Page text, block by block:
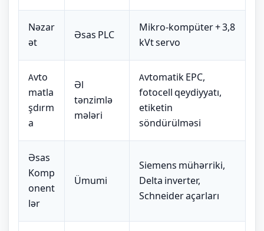
Nəzar
ət
Əsas PLC
Mikro-kompüter + 3,8
kVt servo
Avto
matla
şdırm
a
Əl
tənzimlə
mələri
Avtomatik EPC,
fotocell qeydiyyatı,
etiketin
söndürülməsi
Əsas
Komp
onent
lər
Ümumi
Siemens mühərriki,
Delta inverter,
Schneider açarları